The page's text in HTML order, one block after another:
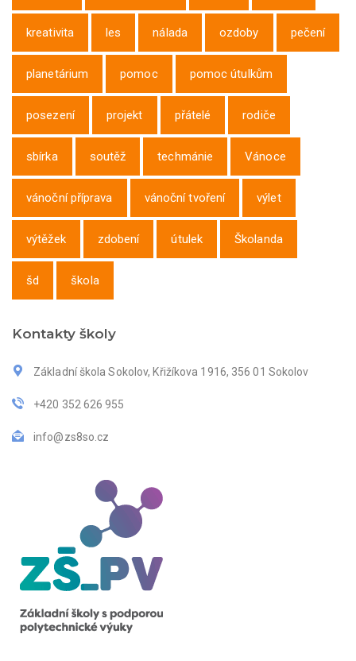
kreativita les nálada ozdoby pečení
planetárium pomoc pomoc útulkům
posezení projekt přátelé rodiče
sbírka soutěž techmánie Vánoce
vánoční příprava vánoční tvoření výlet
výtěžek zdobení útulek Školanda
šd škola
Kontakty školy
Základní škola Sokolov, Křižíkova 1916, 356 01 Sokolov
+420 352 626 955
info@zs8so.cz